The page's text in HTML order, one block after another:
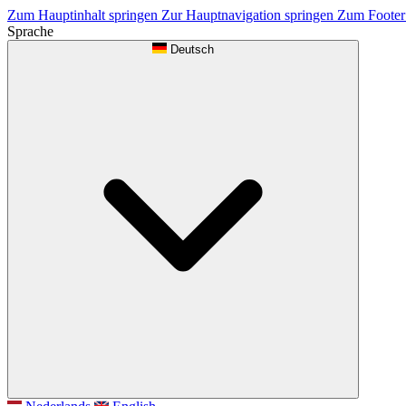
Zum Hauptinhalt springen Zur Hauptnavigation springen Zum
Sprache
Deutsch